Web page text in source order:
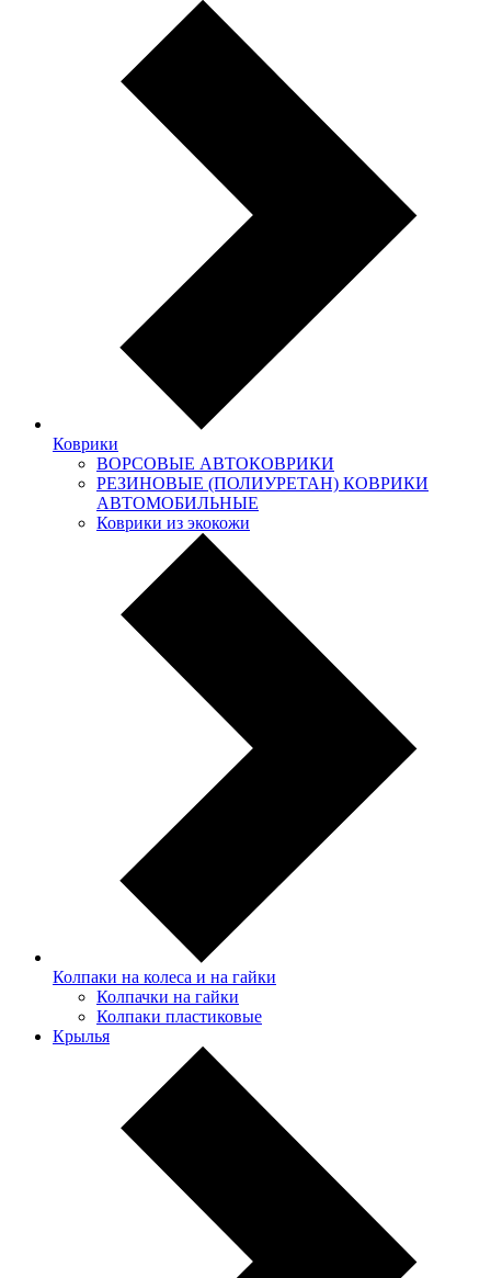
Коврики
ВОРСОВЫЕ АВТОКОВРИКИ
РЕЗИНОВЫЕ (ПОЛИУРЕТАН) КОВРИКИ
АВТОМОБИЛЬНЫЕ
Коврики из экокожи
Колпаки на колеса и на гайки
Колпачки на гайки
Колпаки пластиковые
Крылья